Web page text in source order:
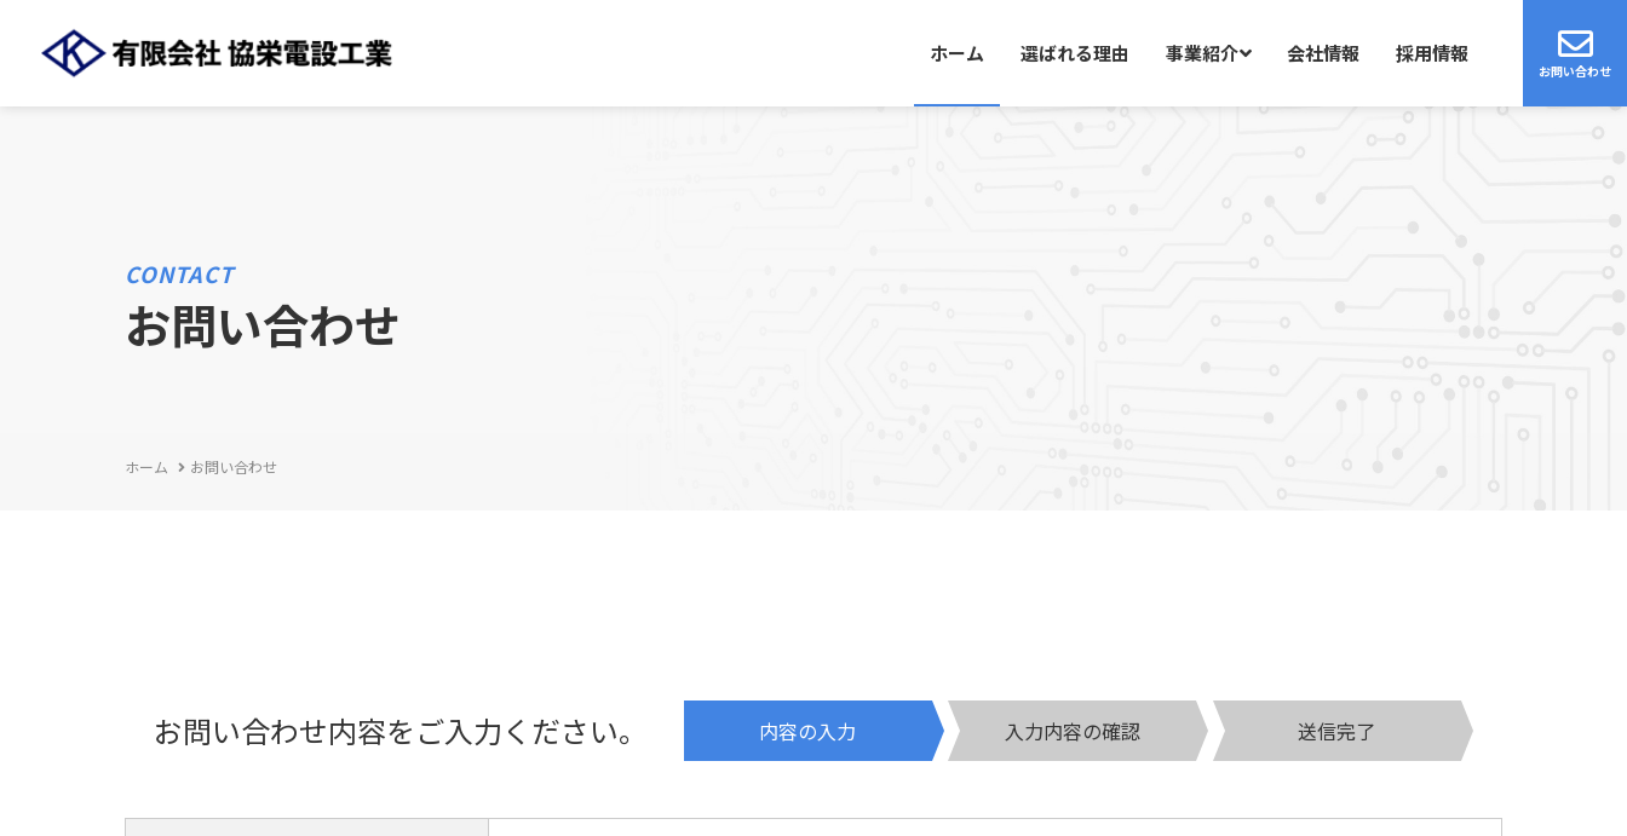
ホーム 選ばれる理由 事業紹介 会社情報 採用情報
お問い合わせ
CONTACT
お問い合わせ
ホーム お問い合わせ
お問い合わせ内容をご入力ください。 内容の入力 入力内容の確認 送信完了